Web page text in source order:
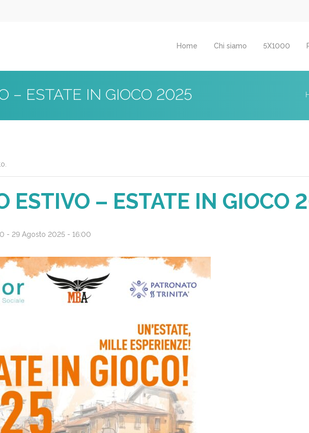
Home Chi siamo 5X1000
– ESTATE IN GIOCO 2025
ESTIVO – ESTATE IN GIOCO
- 29 Agosto 2025 - 16:00